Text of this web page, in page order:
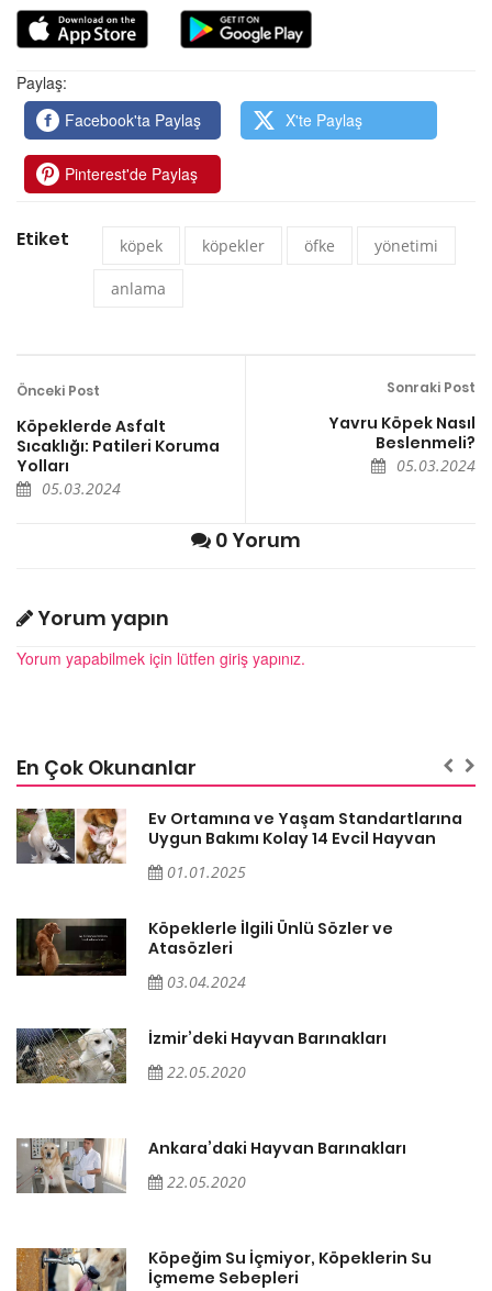
Paylaş:
Facebook'ta Paylaş
X'te Paylaş
Pinterest'de Paylaş
Etiket köpek köpekler öfke yönetimi
anlama
Önceki Post
Köpeklerde Asfalt
Sıcaklığı: Patileri Koruma
Yolları
05.03.2024
Sonraki Post
Yavru Köpek Nasıl
Beslenmeli?
05.03.2024
0 Yorum
Yorum yapın
Yorum yapabilmek için lütfen giriş yapınız.
En Çok Okunanlar
Ev Ortamına ve Yaşam Standartlarına
Uygun Bakımı Kolay 14 Evcil Hayvan
01.01.2025
Köpeklerle İlgili Ünlü Sözler ve
Atasözleri
03.04.2024
İzmir’deki Hayvan Barınakları
22.05.2020
Ankara’daki Hayvan Barınakları
22.05.2020
Köpeğim Su İçmiyor, Köpeklerin Su
İçmeme Sebepleri